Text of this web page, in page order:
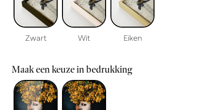
Zwart Wit Eiken
Maak een keuze in bedrukking